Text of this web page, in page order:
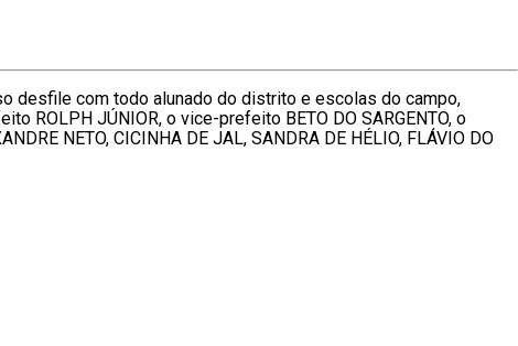
desfile com todo alunado do distrito e escolas do campo,
ROLPH JÚNIOR, o vice-prefeito BETO DO SARGENTO, o
NETO, CICINHA DE JAL, SANDRA DE HÉLIO, FLÁVIO DO